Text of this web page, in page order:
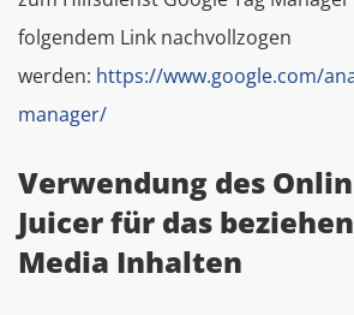
folgendem Link nachvollzogen
werden: https://www.google.com/
manager/
Verwendung des
Juicer für das
Media Inhalten